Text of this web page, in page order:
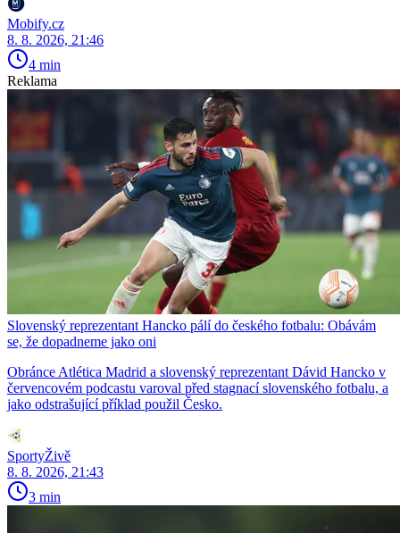
Mobify.cz
8. 8. 2026, 21:46
4 min
Reklama
Slovenský reprezentant Hancko pálí do českého fotbalu: Obávám
se, že dopadneme jako oni
Obránce Atlética Madrid a slovenský reprezentant Dávid Hancko v
červencovém podcastu varoval před stagnací slovenského fotbalu, a
jako odstrašující příklad použil Česko.
SportyŽivě
8. 8. 2026, 21:43
3 min